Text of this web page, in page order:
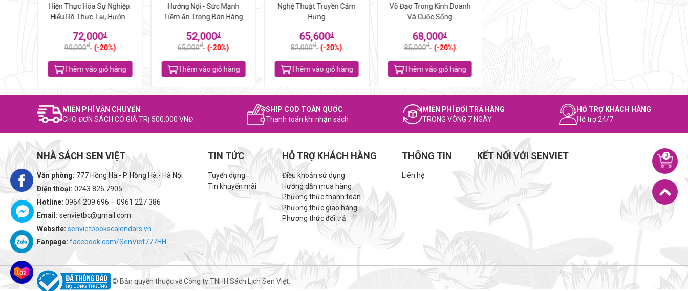
0
Hiện Thực Hóa Sự Nghiệp:
Hiểu Rõ Thực Tại, Hướng
72,000đ
90,000đ (-20%)
Thêm vào giỏ hàng
Hướng Nội - Sức Mạnh
Tiềm ẩn Trong Bán Hàng
52,000đ
65,000đ (-20%)
Thêm vào giỏ hàng
Nghệ Thuật Truyền Cảm
Hứng
65,600đ
82,000đ (-20%)
Thêm vào giỏ hàng
Võ Đạo Trong Kinh Doanh
Và Cuộc Sống
68,000đ
85,000đ (-20%)
Thêm vào giỏ hàng
84,000
MIỄN PHÍ VẬN CHUYỂN
CHO ĐƠN SÁCH CÓ GIÁ TRỊ 500,000 VNĐ
SHIP COD TOÀN QUỐC
Thanh toán khi nhận sách
MIỄN PHÍ ĐỔI TRẢ HÀNG
TRONG VÒNG 7 NGÀY
HỖ TRỢ KHÁCH HÀNG
Hỗ trợ 24/7
NHÀ SÁCH SEN VIỆT
Văn phòng: 777 Hồng Hà - P. Hồng Hà - Hà Nội
Điện thoại: 0243 826 7905
Hotline: 0964 209 696 – 0961 227 386
Email: senvietbc@gmail.com
Website: senvietbookscalendars.vn
Fanpage: facebook.com/SenViet777HH
TIN TỨC
Tuyển dụng
Tin khuyến mãi
HỖ TRỢ KHÁCH HÀNG
Điều khoản sử dụng
Hướng dẫn mua hàng
Phương thức thanh toán
Phương thức giao hàng
Phương thức đổi trả
THÔNG TIN
Liên hệ
KẾT NỐI VỚI SENVIET
© Bản quyền thuộc về Công ty TNHH Sách Lịch Sen Việt.